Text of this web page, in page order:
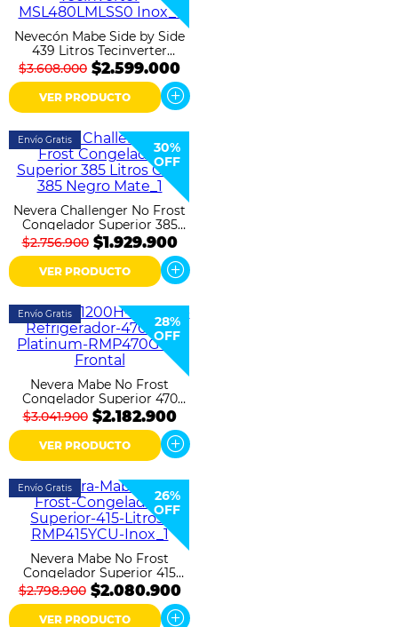
Nevecón Mabe Side by Side
439 Litros Tecinverter
MSL480LMLSS0 Inox
$3.608.000 $2.599.000
VER PRODUCTO
Envío Gratis
30%
OFF
Nevera Challenger No Frost
Congelador Superior 385
Litros CRA 385 Negro Mate
$2.756.900 $1.929.900
VER PRODUCTO
Envío Gratis
28%
OFF
Nevera Mabe No Frost
Congelador Superior 470
Litros RMP470GCT Platinum
$3.041.900 $2.182.900
VER PRODUCTO
Envío Gratis
26%
OFF
Nevera Mabe No Frost
Congelador Superior 415
Litros RMP415YCU Inox
$2.798.900 $2.080.900
VER PRODUCTO